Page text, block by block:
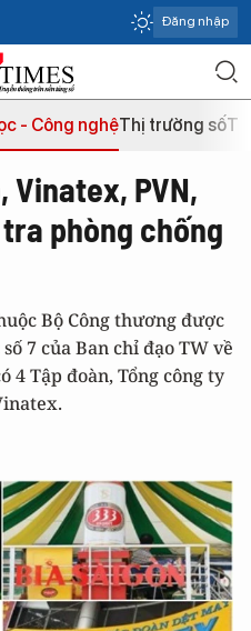
Đăng nhập
- Công nghệThị trường số
Vinatex, PVN,
phòng chống
Bộ Công thương được
7 của Ban chỉ đạo TW về
4 Tập đoàn, Tổng công ty